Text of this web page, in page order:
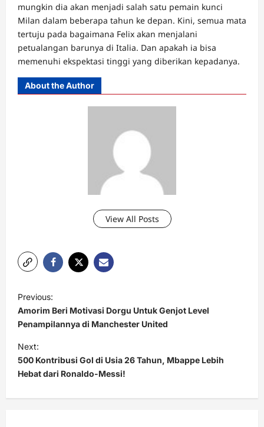
mungkin dia akan menjadi salah satu pemain kunci
Milan dalam beberapa tahun ke depan. Kini, semua mata
tertuju pada bagaimana Felix akan menjalani
petualangan barunya di Italia. Dan apakah ia bisa
memenuhi ekspektasi tinggi yang diberikan kepadanya.
About the Author
View All Posts
o
s
t
n
a
v
Previous:
Amorim Beri Motivasi Dorgu Untuk Genjot Level
Penampilannya di Manchester United
Next:
500 Kontribusi Gol di Usia 26 Tahun, Mbappe Lebih
Hebat dari Ronaldo-Messi!